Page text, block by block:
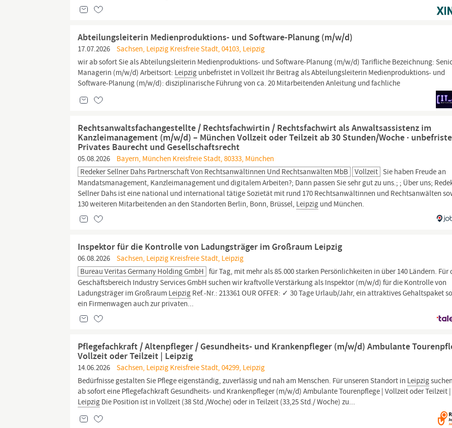
Abteilungsleiterin Medienproduktions- und Software-Planung (m/w/d)
17.07.2026
Sachsen, Leipzig Kreisfreie Stadt, 04103, Leipzig
wir ab sofort Sie als Abteilungsleiterin Medienproduktions- und Software-Planung (m/w/d) Tarifliche Bezeichnung:
Managerin (m/w/d) Arbeitsort: Leipzig unbefristet in Vollzeit Ihr Beitrag als Abteilungsleiterin Medienproduktions- und
Software-Planung (m/w/d): disziplinarische Führung von ca. 20 Mitarbeitenden Anleitung und fachliche
Rechtsanwaltsfachangestellte / Rechtsfachwirtin / Rechtsfachwirt als Anwaltsassistenz im
Kanzleimanagement (m/w/d) – München Vollzeit oder Teilzeit ab 30 Stunden/Woche ·
Privates Baurecht und Gesellschaftsrecht
05.08.2026
Bayern, München Kreisfreie Stadt, 80333, München
Redeker Sellner Dahs Partnerschaft Von Rechtsanwältinnen Und Rechtsanwälten MbB
Vollzeit Sie haben Freude an
Mandatsmanagement, Kanzleimanagement und digitalem Arbeiten?; Dann passen Sie sehr gut zu uns.; ; Über uns;
Sellner Dahs ist eine national und international tätige Sozietät mit rund 170 Rechtsanwältinnen und Rechtsanwälten
130 weiteren Mitarbeitenden an den Standorten Berlin, Bonn, Brüssel, Leipzig und München.
Inspektor für die Kontrolle von Ladungsträger im Großraum Leipzig
06.08.2026
Sachsen, Leipzig Kreisfreie Stadt, Leipzig
Bureau Veritas Germany Holding GmbH für Tag, mit mehr als 85.000 starken Persönlichkeiten in über 140 Ländern. Für
Geschäftsbereich Industry Services GmbH suchen wir kraftvolle Verstärkung als Inspektor (m/w/d) für die Kontrolle von
Ladungsträger im Großraum Leipzig Ref.-Nr.: 213361 OUR OFFER: ✓ 30 Tage Urlaub/Jahr, ein attraktives Gehaltspaket
ein Firmenwagen auch zur privaten...
Pflegefachkraft / Altenpfleger / Gesundheits- und Krankenpfleger (m/w/d) Ambulante
Vollzeit oder Teilzeit | Leipzig
14.06.2026
Sachsen, Leipzig Kreisfreie Stadt, 04299, Leipzig
Bedürfnisse gestalten Sie Pflege eigenständig, zuverlässig und nah am Menschen. Für unseren Standort in Leipzig
ab sofort eine Pflegefachkraft Gesundheits- und Krankenpfleger (m/w/d) Ambulante Tourenpflege | Vollzeit oder Teilzeit |
Leipzig Die Position ist in Vollzeit (38 Std./Woche) oder in Teilzeit (33,25 Std./ Woche) zu...